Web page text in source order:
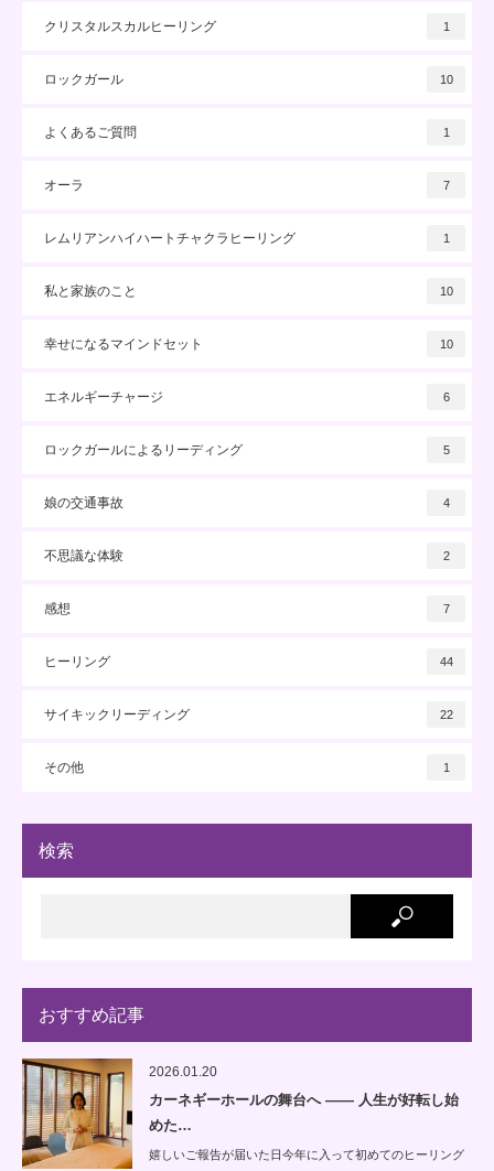
クリスタルスカルヒーリング 1
ロックガール 10
よくあるご質問 1
オーラ 7
レムリアンハイハートチャクラヒーリング 1
私と家族のこと 10
幸せになるマインドセット 10
エネルギーチャージ 6
ロックガールによるリーディング 5
娘の交通事故 4
不思議な体験 2
感想 7
ヒーリング 44
サイキックリーディング 22
その他 1
検索
おすすめ記事
2026.01.20
カーネギーホールの舞台へ —— 人生が好転し始
めた…
嬉しいご報告が届いた日今年に入って初めてのヒーリング